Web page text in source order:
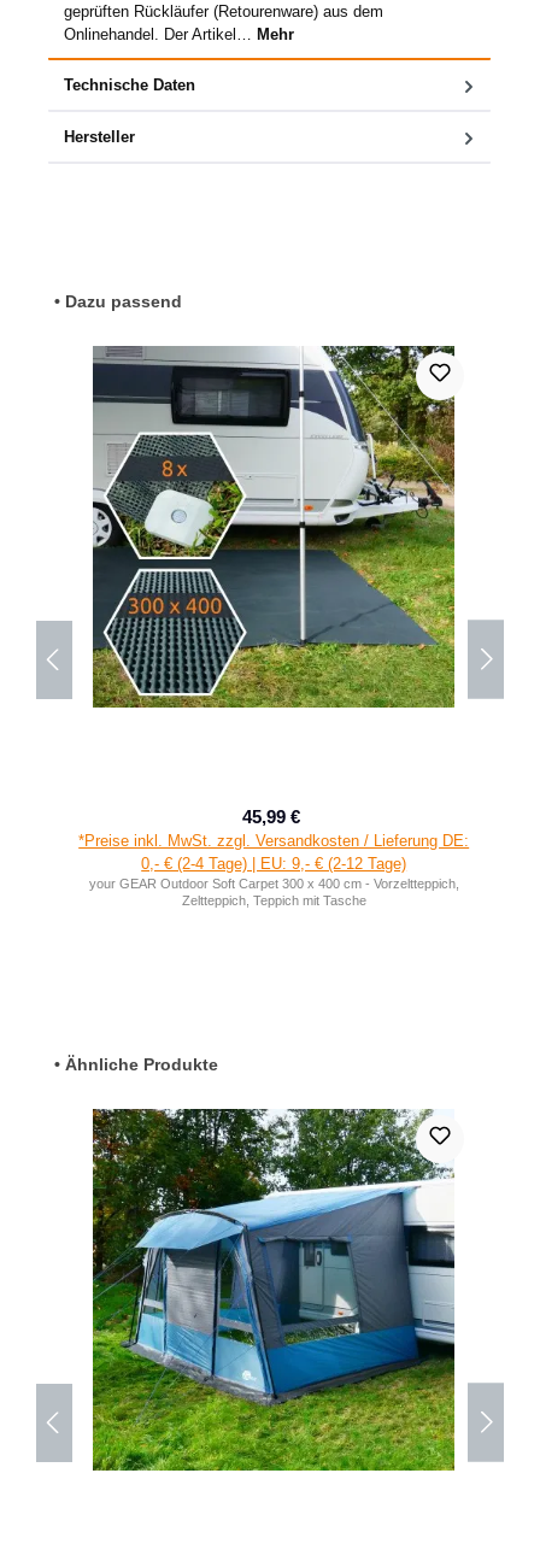
geprüften Rückläufer (Retourenware) aus dem
Onlinehandel. Der Artikel… Mehr
Technische Daten
Hersteller
Produktgalerie überspringen
• Dazu passend
Verkaufspreis:
45,99 €
*Preise inkl. MwSt. zzgl. Versandkosten / Lieferung DE:
0,- € (2-4 Tage) | EU: 9,- € (2-12 Tage)
your GEAR Outdoor Soft Carpet 300 x 400 cm - Vorzeltteppich,
Zeltteppich, Teppich mit Tasche
Produktgalerie überspringen
• Ähnliche Produkte